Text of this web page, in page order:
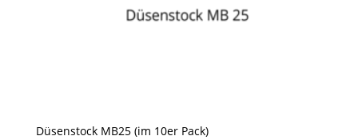
Düsenstock MB25 (im 10er Pack)